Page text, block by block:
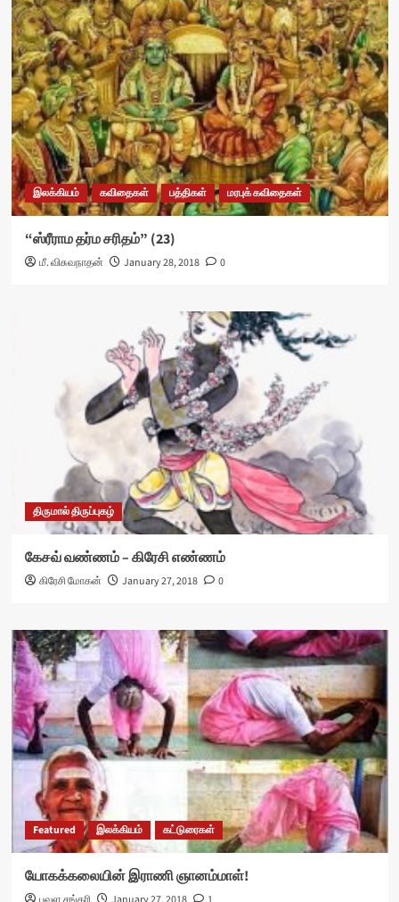
இலக்கியம் கவிதைகள் பத்திகள் மரபுக் கவிதைகள்
“ஸ்ரீராம தர்ம சரிதம்” (23)
மீ. விசுவநாதன் January 28, 2018 0
திருமால் திருப்புகழ்
கேசவ் வண்ணம் – கிரேசி எண்ணம்
கிரேசி மோகன் January 27, 2018 0
Featured இலக்கியம் கட்டுரைகள்
யோகக்கலையின் இராணி ஞானம்மாள்!